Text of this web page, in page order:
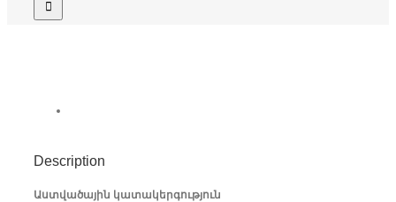
Description
Աստվածային կատակերգություն